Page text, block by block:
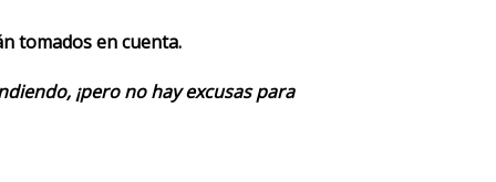
tomados en cuenta.
¡pero no hay excusas para